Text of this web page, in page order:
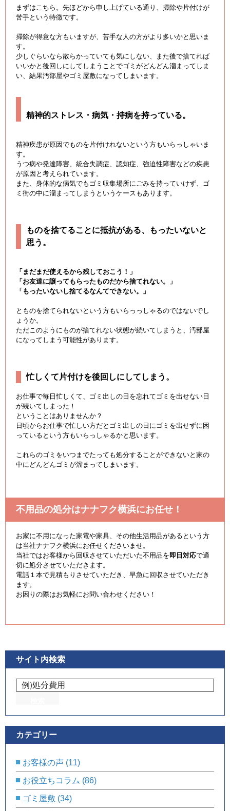
まずはこちら。先ほどから申し上げている通り、掃除や片付けが
苦手という特徴です。
掃除が得意な方もいますが、苦手な人の方がより多いかと思いま
す。
少しぐらいなら散らかっていても気にしない、また後で捨てれば
いいかと後回しにしてしまうことでゴミがどんどん溜まってしま
い、結果汚部屋やゴミ屋敷になってしまいます。
精神的ストレス・病気・持病を持っている。
精神疾患が原因でものを片付けれないという方もいらっしゃいま
す。
うつ病や発達障害、統合失調症、認知症、強迫性障害などの疾患
が原因と考えられています。
また、身体的な病気でもゴミ収集場所にごみを持っていけず、ゴ
ミ街の中に溜まってしまうというケースもあります。
ものを捨てることに抵抗がある、もったいないと
思う。
「まだまだ使えるから残しておこう！」
「お友達に譲ってもらったものだから捨てれない。」
「もったいないし捨てるなんてできない。」
とものを捨てられないという方もいらっっしゃるのではないでし
ょうか。
ただこのようにものが捨てれない状態が続いてしまうと、汚部屋
になってしまう可能性があります。
忙しくて片付けを後回しにしてしまう。
お仕事で毎日忙しくて、ゴミ出しの日を忘れてゴミを出せない日
が続いてしまった！
ということはありませんか？
日頃からお仕事で忙しい方だとゴミ出しの日にゴミを出せずに困
っているという方もいらっしゃるかと思います。
これらのゴミをいつまでたっても処分することができないと家の
中にどんどんゴミが溜まってしまいます。
不用品の処分はナナフク横浜にお任せ！
お家に不用になった家電や家具、その他生活用品があるという方
は当社ナナフク横浜にお任せくださいませ。
当社ではお客様から回収させていただいた不用品を即日対応で適
切に処分させていただきます。
電話１本で見積もりさせていただき、早急に回収させていただき
ます。
お困りの際はお気軽にお問い合わせください！
サイト内検索
カテゴリー
お客様の声 (11)
お役立ちコラム (86)
ゴミ屋敷 (34)